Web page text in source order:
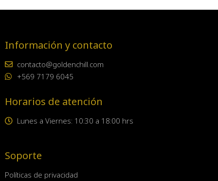
Información y contacto
contacto@goldenchill.com
+569 7179 6045
Horarios de atención
Lunes a Viernes: 10:30 a 18:00 hrs
Soporte
Políticas de privacidad